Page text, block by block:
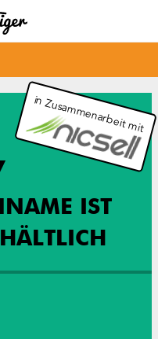
IST
in Zusammenarbeit mit